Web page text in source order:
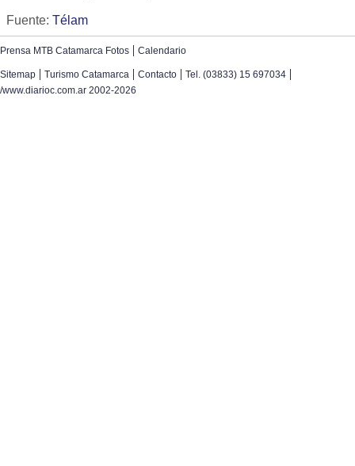
Fuente: Télam
Prensa MTB Catamarca Fotos | Calendario
Sitemap | Turismo Catamarca | Contacto | Tel. (03833) 15 697034 |
/www.diarioc.com.ar 2002-2026